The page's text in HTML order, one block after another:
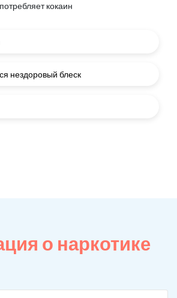
кокаин
нездоровый блеск
о наркотике